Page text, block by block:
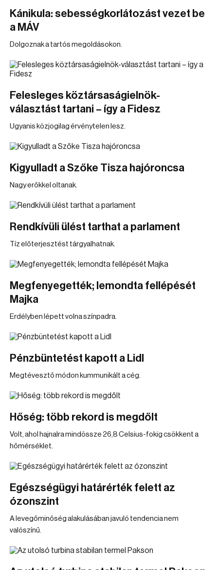
Kánikula: sebességkorlátozást vezet be
a MÁV
Dolgoznak a tartós megoldásokon.
Felesleges köztársaságielnök-
választást tartani – így a Fidesz
Ugyanis közjogilag érvénytelen lesz.
Kigyulladt a Szőke Tisza hajóroncsa
Nagy erőkkel oltanak.
Rendkívüli ülést tarthat a parlament
Tíz előterjesztést tárgyalhatnak.
Megfenyegették; lemondta fellépését
Majka
Erdélyben lépett volna színpadra.
Pénzbüntetést kapott a Lidl
Megtévesztő módon kummunikált a cég.
Hőség: több rekord is megdőlt
Volt, ahol hajnalra mindössze 26,8 Celsius-fokig csökkent a
hőmérséklet.
Egészségügyi határérték felett az
ózonszint
A levegőminőség alakulásában javuló tendencia nem
valószínű.